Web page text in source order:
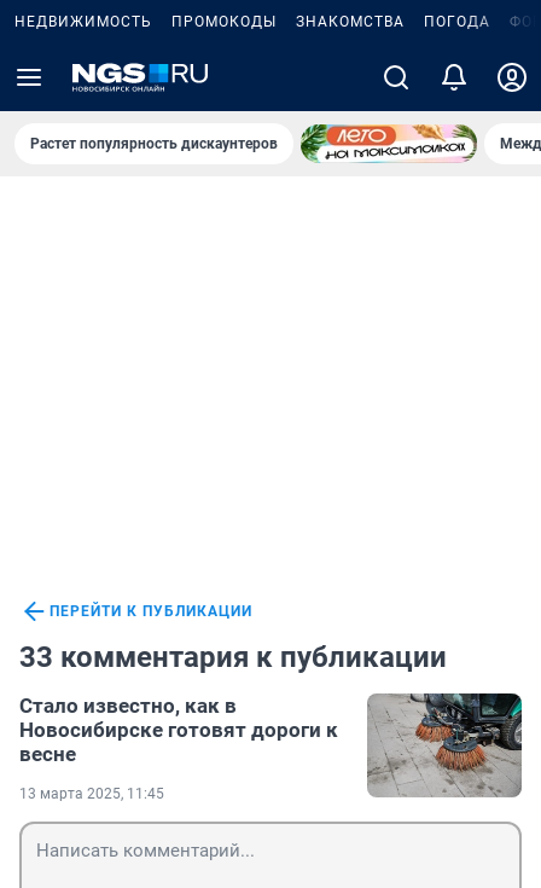
НЕДВИЖИМОСТЬ ПРОМОКОДЫ ЗНАКОМСТВА ПОГОДА
Растет популярность дискаунтеров
ПЕРЕЙТИ К ПУБЛИКАЦИИ
33 комментария к публикации
Стало известно, как в
Новосибирске готовят дороги к
весне
13 марта 2025, 11:45